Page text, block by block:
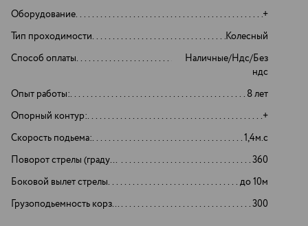
Оборудование
+
Тип проходимости
Колесный
Способ оплаты
Наличные/Ндс/Без
ндс
Опыт работы:
8 лет
Опорный контур:
+
Скорость подьема:
1,4м.с
Поворот стрелы (градусов)
360
Боковой вылет стрелы
до 10м
Грузоподьемность корзины:
300